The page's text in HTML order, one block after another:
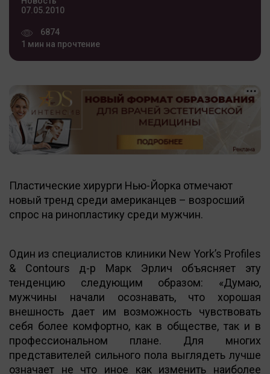
07.05.2010
6874
1 мин на прочтение
Пластические хирурги Нью-Йорка отмечают
новый тренд среди американцев – возросший
спрос на ринопластику среди мужчин.
Один из специалистов клиники New York’s Profiles
& Contours д-р Марк Эрлич объясняет эту
тенденцию следующим образом: «Думаю,
мужчины начали осознавать, что хорошая
внешность дает им возможность чувствовать
себя более комфортно, как в обществе, так и в
профессиональном плане. Для многих
представителей сильного пола выглядеть лучше
означает не что иное как изменить наиболее